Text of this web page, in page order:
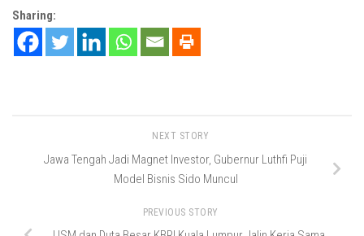
Sharing:
NEXT STORY
Jawa Tengah Jadi Magnet Investor, Gubernur Luthfi Puji
Model Bisnis Sido Muncul
PREVIOUS STORY